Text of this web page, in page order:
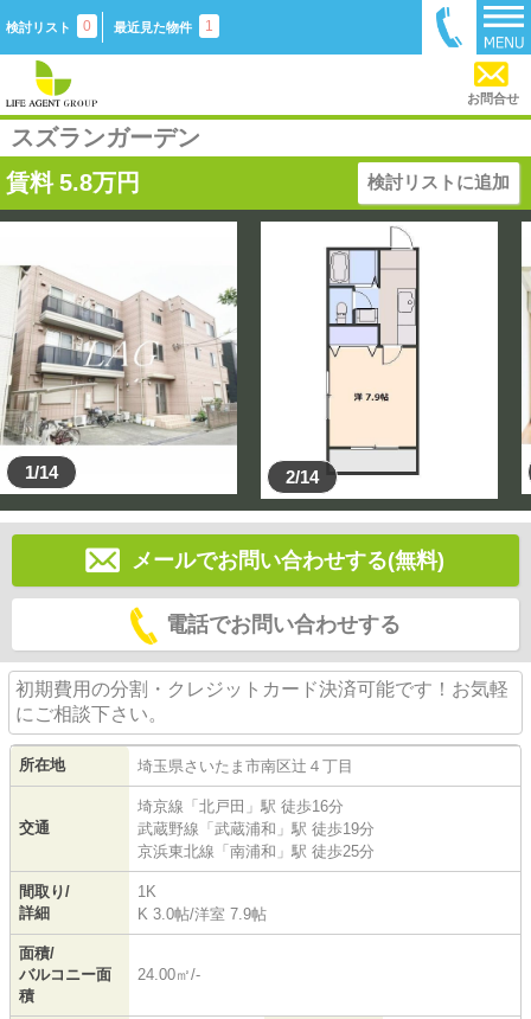
検討リスト 0 最近見た物件 1
お問合せ
スズランガーデン
賃料 5.8万円 検討リストに追加
1/14 2/14
メールでお問い合わせする(無料)
電話でお問い合わせする
初期費用の分割・クレジットカード決済可能です！お気軽
にご相談下さい。
所在地 埼玉県さいたま市南区辻 ４丁目
交通
埼京線 「 北戸田 」駅 徒歩16分
武蔵野線 「 武蔵浦和 」駅 徒歩19分
京浜東北線 「 南浦和 」駅 徒歩25分
間取り/
詳細
1K
K 3.0帖/洋室 7.9帖
面積/
バルコニー面
積
24.00㎡/-